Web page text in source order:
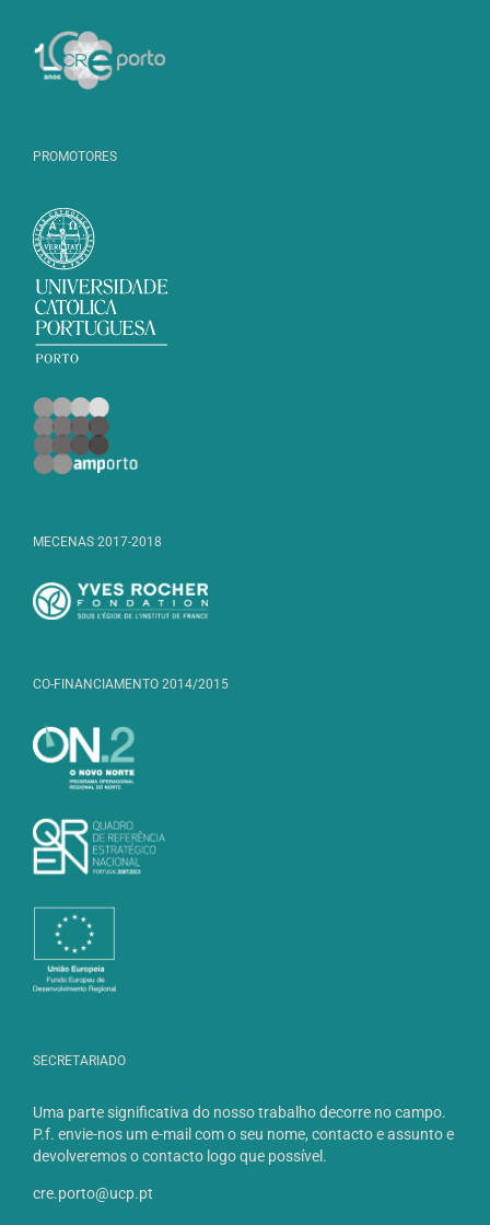
PROMOTORES
MECENAS 2017-2018
CO-FINANCIAMENTO 2014/2015
SECRETARIADO
Uma parte significativa do nosso trabalho decorre no campo.
P.f. envie-nos um e-mail com o seu nome, contacto e assunto e
devolveremos o contacto logo que possível.
cre.porto@ucp.pt